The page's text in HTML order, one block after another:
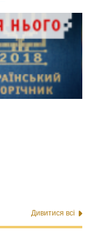
Дивитися всі